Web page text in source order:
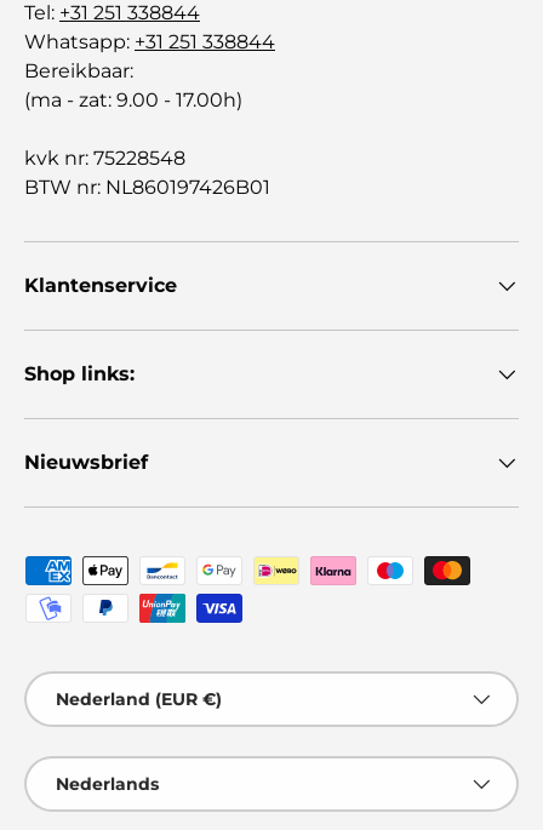
Tel: +31 251 338844
Whatsapp: +31 251 338844
Bereikbaar:
(ma - zat: 9.00 - 17.00h)
kvk nr: 75228548
BTW nr: NL860197426B01
Klantenservice
Shop links:
Nieuwsbrief
Geaccepteerde betaalmethoden
Land/Regio
Nederland (EUR €)
Taal
Nederlands